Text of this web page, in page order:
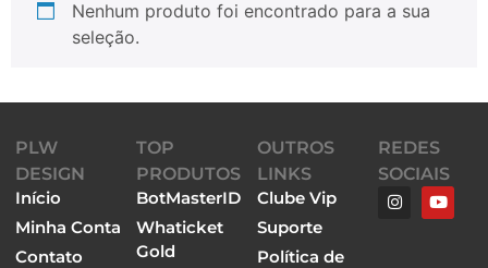
Nenhum produto foi encontrado para a sua
seleção.
PLW
DESIGN
Início
Minha Conta
Contato
TOP
PRODUTOS
BotMasterID
Whaticket
Gold
OUTROS
LINKS
Clube Vip
Suporte
Política de
REDES
SOCIAIS